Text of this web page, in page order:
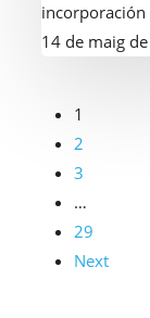
junio
un
almuerzo
socios
con
Juan
Estallo,
CEO
de
14 de maig
1
2
3
…
29
Next